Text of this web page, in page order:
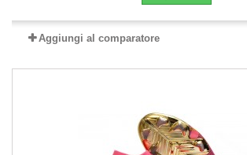
Aggiungi al comparatore